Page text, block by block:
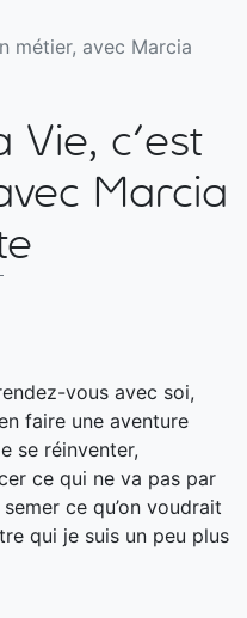
métier, avec Marcia
Vie, c'est
Marcia
vous avec soi,
faire une aventure
se réinventer,
ce qui ne va pas par
ce qu’on voudrait
qui je suis un peu plus